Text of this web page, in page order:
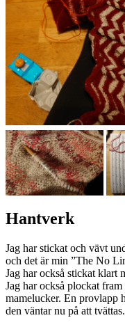
Hantverk
Jag har stickat och vävt
och det är min ”The No
Jag har också stickat klart
Jag har också plockat
mamelucker. En provlapp
den väntar nu på att tvättas.